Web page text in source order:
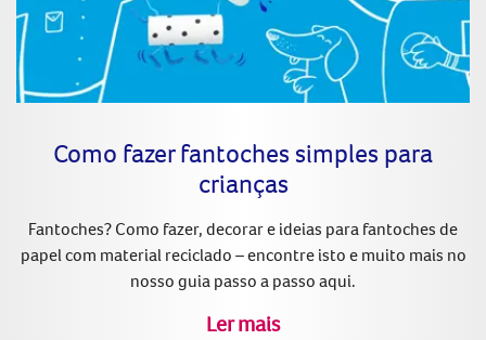
Como fazer fantoches simples para
crianças
Fantoches? Como fazer, decorar e ideias para fantoches de
papel com material reciclado – encontre isto e muito mais no
nosso guia passo a passo aqui.
Ler mais